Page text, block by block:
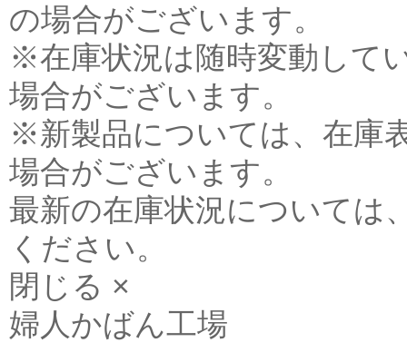
の場合がございます。
※在庫状況は随時変動して
場合がございます。
※新製品については、在庫
場合がございます。
最新の在庫状況については
ください。
閉じる ×
婦人かばん工場